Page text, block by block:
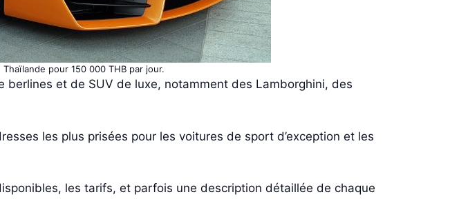
pour 150 000 THB par jour.
berlines et de SUV de luxe, notamment des Lamborghini, des
les plus prisées pour les voitures de sport d’exception et les
les tarifs, et parfois une description détaillée de chaque